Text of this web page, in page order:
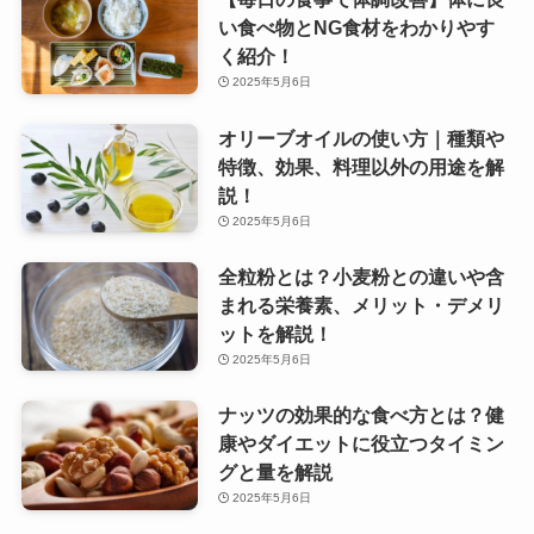
い食べ物とNG食材をわかりやす
く紹介！
2025年5月6日
オリーブオイルの使い方｜種類や
特徴、効果、料理以外の用途を解
説！
2025年5月6日
全粒粉とは？小麦粉との違いや含
まれる栄養素、メリット・デメリ
ットを解説！
2025年5月6日
ナッツの効果的な食べ方とは？健
康やダイエットに役立つタイミン
グと量を解説
2025年5月6日